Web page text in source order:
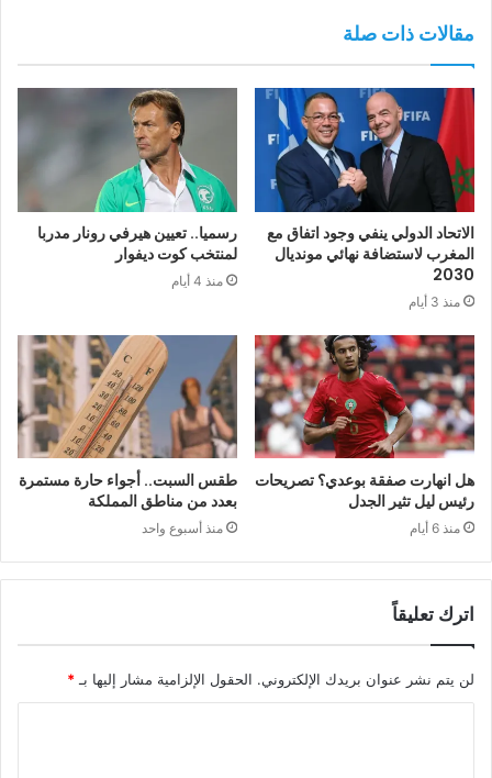
مقالات ذات صلة
الاتحاد الدولي ينفي وجود اتفاق مع
المغرب لاستضافة نهائي مونديال
2030
منذ 3 أيام
رسميا.. تعيين هيرفي رونار مدربا
لمنتخب كوت ديفوار
منذ 4 أيام
هل انهارت صفقة بوعدي؟ تصريحات
رئيس ليل تثير الجدل
منذ 6 أيام
طقس السبت.. أجواء حارة مستمرة
بعدد من مناطق المملكة
منذ أسبوع واحد
اترك تعليقاً
لن يتم نشر عنوان بريدك الإلكتروني. الحقول الإلزامية مشار إليها بـ *